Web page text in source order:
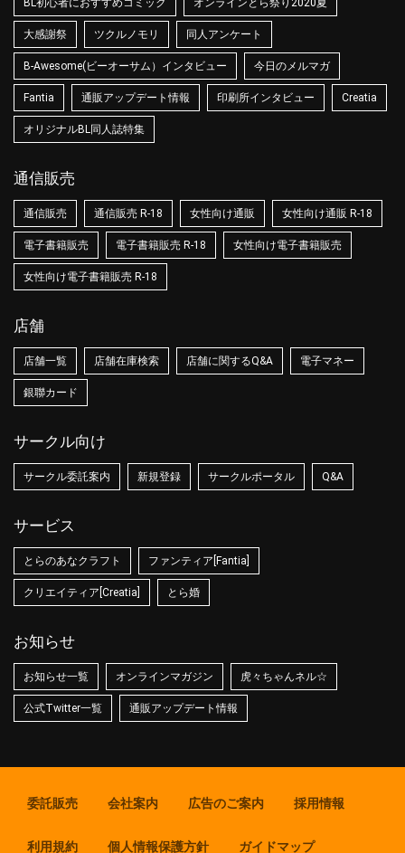
BL初心者におすすめコミック オンラインとら祭り2020夏
大感謝祭 ツクルノモリ 同人アンケート
B-Awesome(ビーオーサム）インタビュー 今日のメルマガ
Fantia 通販アップデート情報 印刷所インタビュー Creatia
オリジナルBL同人誌特集
通信販売
通信販売 通信販売 R-18 女性向け通販 女性向け通販 R-18
電子書籍販売 電子書籍販売 R-18 女性向け電子書籍販売
女性向け電子書籍販売 R-18
店舗
店舗一覧 店舗在庫検索 店舗に関するQ&A 電子マネー
銀聯カード
サークル向け
サークル委託案内 新規登録 サークルポータル Q&A
サービス
とらのあなクラフト ファンティア[Fantia]
クリエイティア[Creatia] とら婚
お知らせ
お知らせ一覧 オンラインマガジン 虎々ちゃんネル☆
公式Twitter一覧 通販アップデート情報
委託販売 会社案内 広告のご案内 採用情報
利用規約 個人情報保護方針 ガイドマップ